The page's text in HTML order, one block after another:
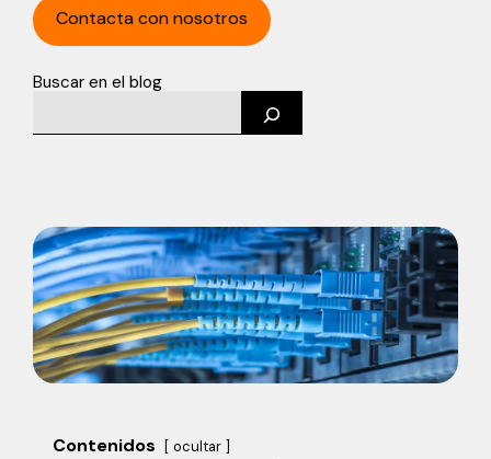
Contacta con nosotros
Buscar en el blog
Contenidos ocultar